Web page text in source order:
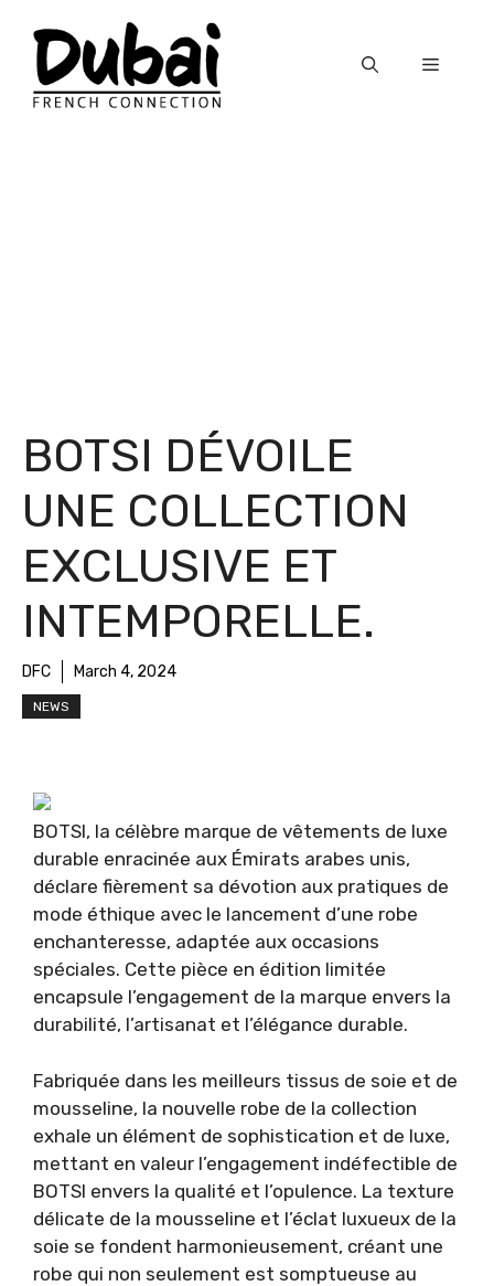
content
Menu
BOTSI DÉVOILE
UNE COLLECTION
EXCLUSIVE ET
INTEMPORELLE.
DFC March 4, 2024
NEWS
BOTSI, la célèbre marque de vêtements de luxe
durable enracinée aux Émirats arabes unis,
déclare fièrement sa dévotion aux pratiques de
mode éthique avec le lancement d’une robe
enchanteresse, adaptée aux occasions
spéciales. Cette pièce en édition limitée
encapsule l’engagement de la marque envers la
durabilité, l’artisanat et l’élégance durable.
Fabriquée dans les meilleurs tissus de soie et de
mousseline, la nouvelle robe de la collection
exhale un élément de sophistication et de luxe,
mettant en valeur l’engagement indéfectible de
BOTSI envers la qualité et l’opulence. La texture
délicate de la mousseline et l’éclat luxueux de la
soie se fondent harmonieusement, créant une
robe qui non seulement est somptueuse au